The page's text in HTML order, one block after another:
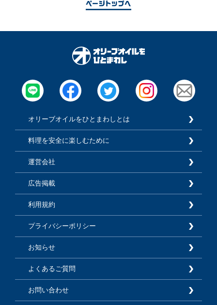
オリーブオイルをひとまわしとは
料理を安全に楽しむために
運営会社
広告掲載
利用規約
プライバシーポリシー
お知らせ
よくあるご質問
お問い合わせ